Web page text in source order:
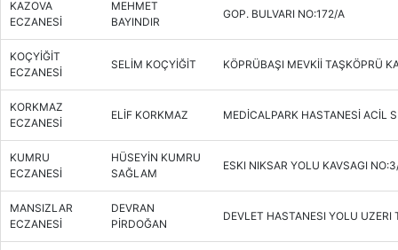
KAZOVA
ECZANESİ
MEHMET
BAYINDIR
GOP. BULVARI NO:172/A
KOÇYİĞİT
ECZANESİ
SELİM KOÇYİĞİT KÖPRÜBAŞI MEVKİİ TAŞKÖPRÜ
KORKMAZ
ECZANESİ
ELİF KORKMAZ MEDİCALPARK HASTANESİ ACİL
KUMRU
ECZANESİ
HÜSEYİN KUMRU
SAĞLAM
ESKI NIKSAR YOLU KAVSAGI
MANSIZLAR
ECZANESİ
DEVRAN
PİRDOĞAN
DEVLET HASTANESI YOLU UZERI